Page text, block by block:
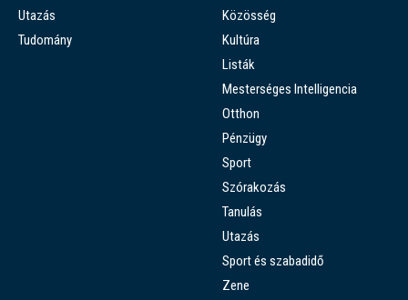
Utazás
Tudomány
Közösség
Kultúra
Listák
Mesterséges Intelligencia
Otthon
Pénzügy
Sport
Szórakozás
Tanulás
Utazás
Sport és szabadidő
Zene